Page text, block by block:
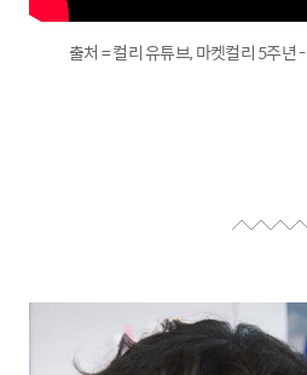
출처 = 컬리 유튜브, 마켓컬리 5주년